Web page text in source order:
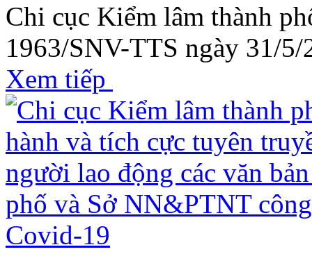
Chi cục Kiểm lâm thành
1963/SNV-TTS ngày 31/
Xem tiếp